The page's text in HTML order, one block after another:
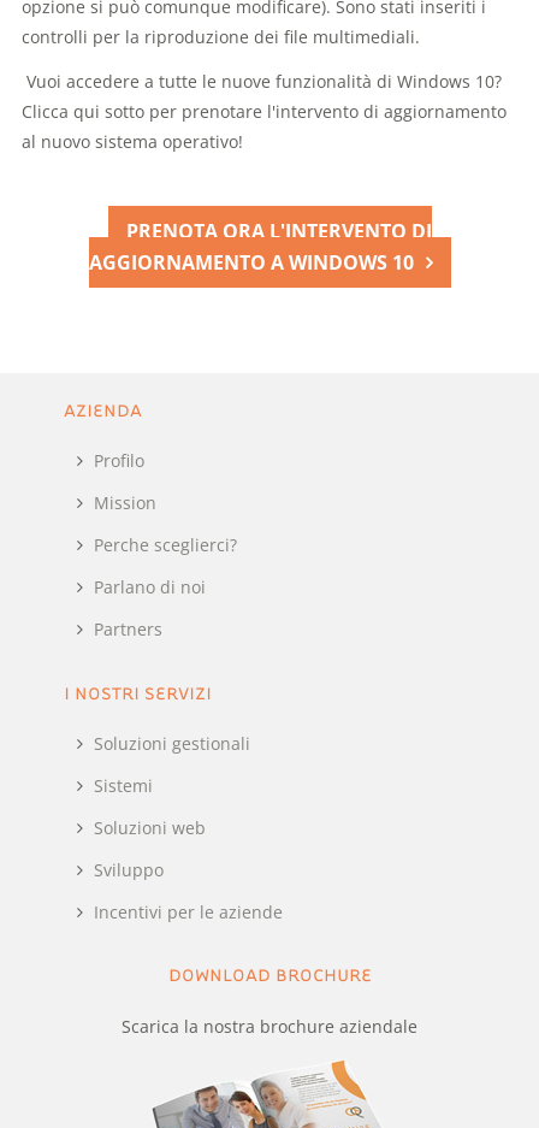
opzione si può comunque modificare). Sono stati inseriti i
controlli per la riproduzione dei file multimediali.
Vuoi accedere a tutte le nuove funzionalità di Windows 10?
Clicca qui sotto per prenotare l'intervento di aggiornamento
al nuovo sistema operativo!
PRENOTA ORA L'INTERVENTO DI
AGGIORNAMENTO A WINDOWS 10
AZIENDA
Profilo
Mission
Perche sceglierci?
Parlano di noi
Partners
I NOSTRI SERVIZI
Soluzioni gestionali
Sistemi
Soluzioni web
Sviluppo
Incentivi per le aziende
DOWNLOAD BROCHURE
Scarica la nostra brochure aziendale